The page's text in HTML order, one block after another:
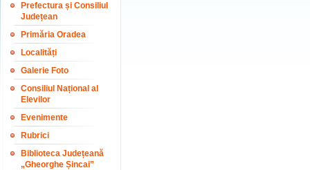
Prefectura și Consiliul
Județean
Primăria Oradea
Localități
Galerie Foto
Consiliul Național al
Elevilor
Evenimente
Rubrici
Biblioteca Județeană
„Gheorghe Șincai”